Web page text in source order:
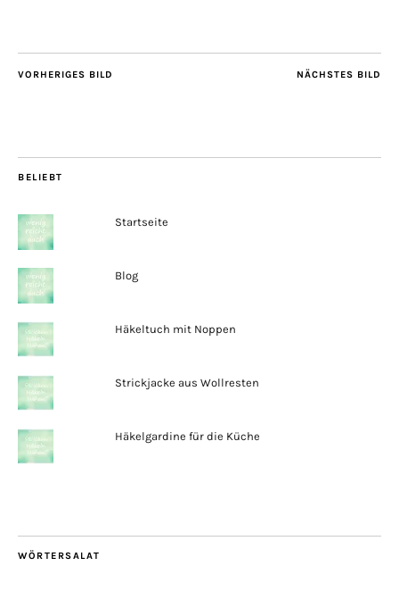
NÄCHSTES BILD
VORHERIGES BILD
BELIEBT
Startseite
Blog
Häkeltuch mit Noppen
Strickjacke aus Wollresten
Häkelgardine für die Küche
WÖRTERSALAT